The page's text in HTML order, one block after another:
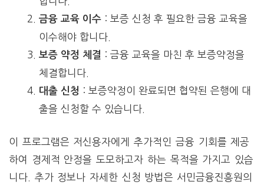
금융 교육 이수 : 보증 신청 후 필요한 금융 교육을
이수해야 합니다.
보증 약정 체결 : 금융 교육을 마친 후 보증약정을
체결합니다.
대출 신청 : 보증약정이 완료되면 협약된 은행에 대
출을 신청할 수 있습니다.
이 프로그램은 저신용자에게 추가적인 금융 기회를 제공
하여 경제적 안정을 도모하고자 하는 목적을 가지고 있습
니다. 추가 정보나 자세한 신청 방법은 서민금융진흥원의